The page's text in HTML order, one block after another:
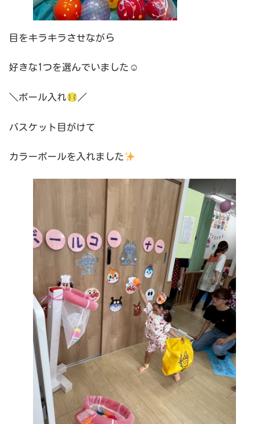
目をキラキラさせながら
好きな1つを選んでいました☺
＼ボール入れ ／
バスケット目がけて
カラーボールを入れました